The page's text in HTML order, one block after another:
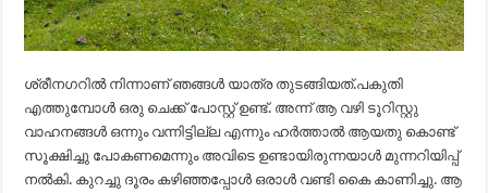
ശ്രീനഗറിൽ നിന്നാണ് ഞങ്ങൾ യാത്ര തുടങ്ങിയത്.പകുതി
എത്തുമ്പോൾ ഒരു ചെക്ക് പോസ്റ്റ്‌ ഉണ്ട്. അന്ന് ആ വഴി ടൂറിസ്റ്റു
വാഹനങ്ങൾ ഒന്നും വന്നിട്ടില്ല എന്നും ഹർത്താൽ ആയതു കൊണ്ട്
സൂക്ഷിച്ചു പോകണമെന്നും അവിടെ ഉണ്ടായിരുന്നയാൾ മുന്നറിയിപ്പ്
നൽകി. കുറച്ചു ദൂരം കഴിഞ്ഞപ്പോൾ ഒരാൾ വണ്ടി കൈ കാണിച്ചു. ആ